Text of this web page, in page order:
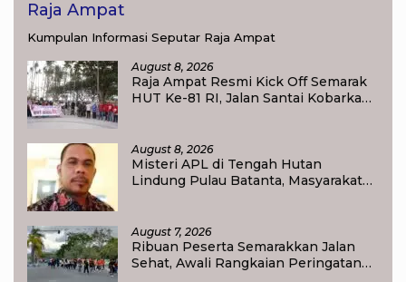
Raja Ampat
Kumpulan Informasi Seputar Raja Ampat
August 8, 2026
Raja Ampat Resmi Kick Off Semarak
HUT Ke-81 RI, Jalan Santai Kobarkan
August 8, 2026
Misteri APL di Tengah Hutan
Lindung Pulau Batanta, Masyarakat
August 7, 2026
Ribuan Peserta Semarakkan Jalan
Sehat, Awali Rangkaian Peringatan